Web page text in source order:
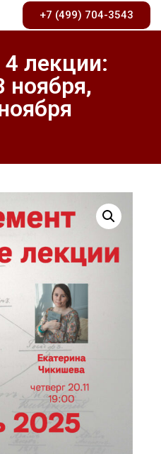
+7 (499) 704-3543
лекции:
ноября,